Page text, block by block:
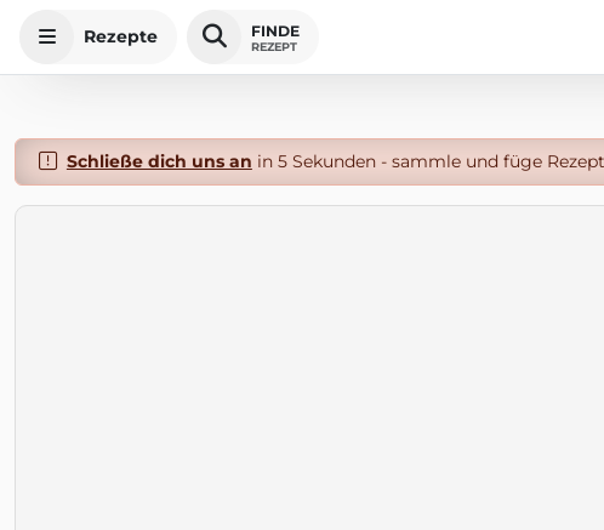
Rezepte FINDE
REZEPT
Schließe dich uns an in 5 Sekunden - sammle und füge